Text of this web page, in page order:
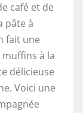
café et de
pâte à
fait une
à la
délicieuse
Voici une